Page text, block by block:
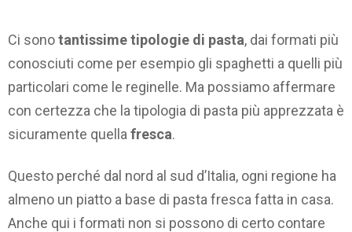
Ci sonotantissime tipologie di pasta, dai formati più
conosciuti come per esempio gli spaghetti a quelli più
particolari come le reginelle. Ma possiamo affermare
con certezza che la tipologia di pasta più apprezzata è
sicuramente quellafresca.
Questo perché dal nord al sud d’Italia, ogni regione ha
almeno un piatto a base di pasta fresca fatta in casa.
Anche qui i formati non si possono di certo contare